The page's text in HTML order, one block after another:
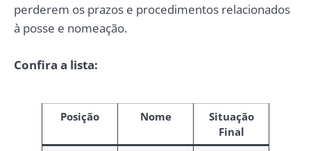
perderem os prazos e procedimentos relacionados
à posse e nomeação.
Confira a lista:
Posição Nome
Situação
Final